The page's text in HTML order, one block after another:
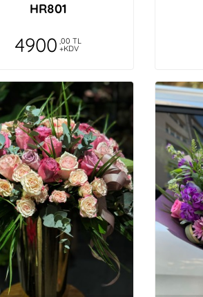
HR801
4900 ,00 TL
+KDV